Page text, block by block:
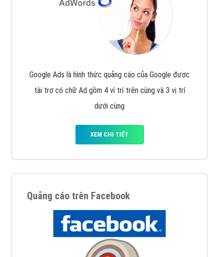
Google Ads là hình thức quảng cáo của Google được
tài trợ có chữ Ad gồm 4 ví trí trên cùng và 3 vị trí
dưới cùng
XEM CHI TIẾT
Quảng cáo trên Facebook